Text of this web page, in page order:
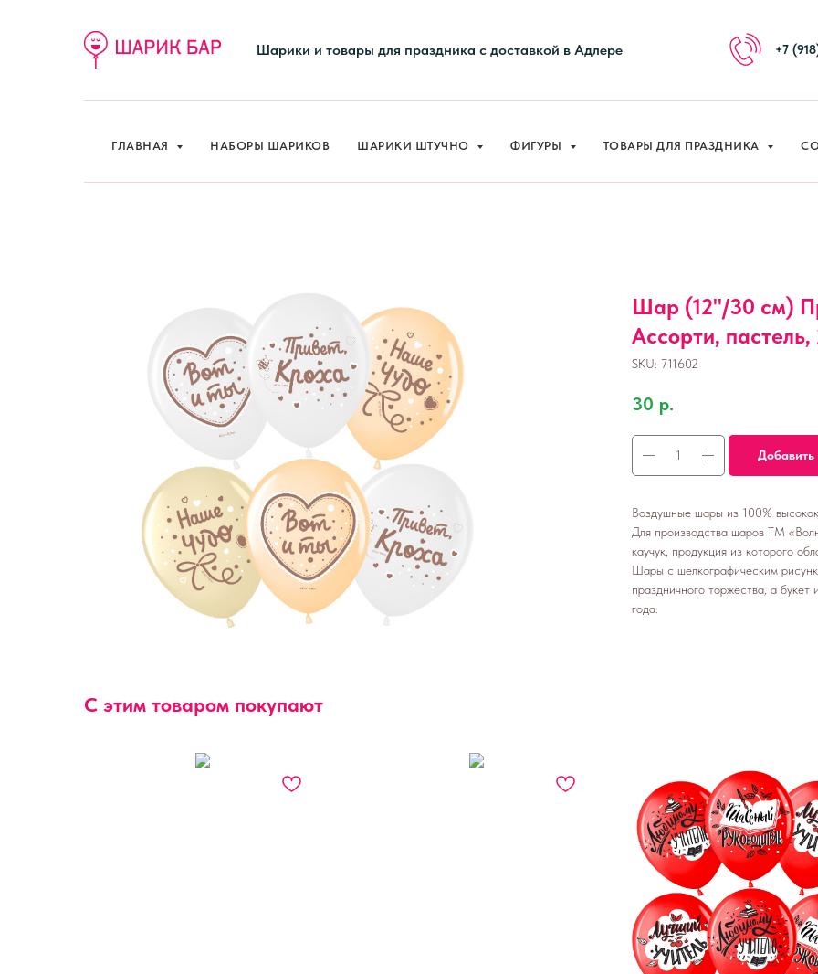
Шарики и товары для праздника с доставкой в Адлере +7
ГЛАВНАЯ НАБОРЫ ШАРИКОВ ШАРИКИ ШТУЧНО ФИГУРЫ ТОВАРЫ ДЛЯ ПРАЗДНИКА
Шар (12''/30 см)
Ассорти, пастель,
SKU: 711602
30 р.
Добавить
Воздушные шары из 100%
Для производства шаров ТМ
каучук, продукция из которого
Шары с шелкографическим
праздничного торжества, а
года.
С этим товаром покупают